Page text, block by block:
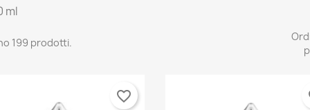
ml
199 prodotti.
favorite_border